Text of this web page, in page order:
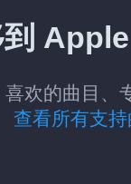
欢的曲目、
查看所有支